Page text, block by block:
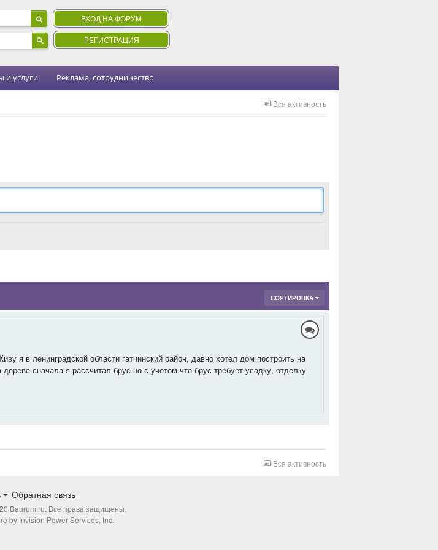
ВХОД НА ФОРУМ
РЕГИСТРАЦИЯ
и услуги Реклама, сотрудничество
Вся активность
СОРТИРОВКА
я в ленинградской области гатчинский район, давно хотел дом построить на
сначала я рассчитал брус но с учетом что брус требует усадку, отделку
Вся активность
Обратная связь
Baurum.ru. Все права защищены.
by Invision Power Services, Inc.